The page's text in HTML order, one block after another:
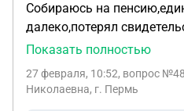
Собираюсь на
далеко,потерял
рождении,обратились в
а у них в записях 3
Показать полностью
27 февраля, 10:52, вопрос
Николаевна, г. Пермь